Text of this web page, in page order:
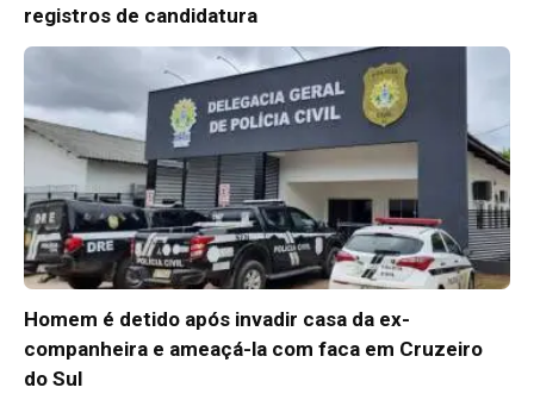
registros de candidatura
Homem é detido após invadir casa da ex-
companheira e ameaçá-la com faca em Cruzeiro
do Sul